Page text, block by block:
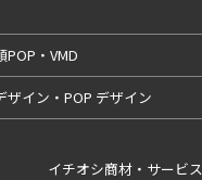
・VMD
ザイン・POP デザイン
イチオシ商材・サービス